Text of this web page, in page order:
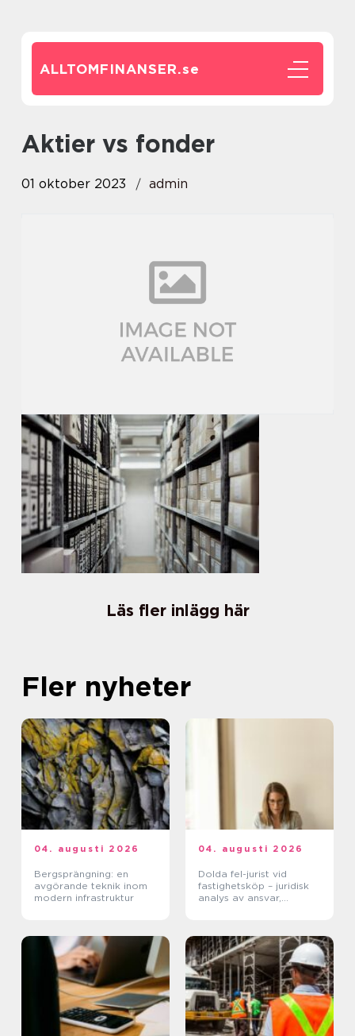
ALLTOMFINANSER.se
aktier vs fonder
01 oktober 2023 admin
Läs fler inlägg här
Fler nyheter
04. augusti 2026
Bergsprängning: en
avgörande teknik inom
modern infrastruktur
04. augusti 2026
Dolda fel-jurist vid
fastighetsköp – juridisk
analys av ansvar,